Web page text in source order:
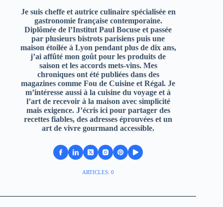
Je suis cheffe et autrice culinaire spécialisée en
gastronomie française contemporaine.
Diplômée de l’Institut Paul Bocuse et passée
par plusieurs bistrots parisiens puis une
maison étoilée à Lyon pendant plus de dix ans,
j’ai affûté mon goût pour les produits de
saison et les accords mets-vins. Mes
chroniques ont été publiées dans des
magazines comme Fou de Cuisine et Régal. Je
m’intéresse aussi à la cuisine du voyage et à
l’art de recevoir à la maison avec simplicité
mais exigence. J’écris ici pour partager des
recettes fiables, des adresses éprouvées et un
art de vivre gourmand accessible.
ARTICLES: 0